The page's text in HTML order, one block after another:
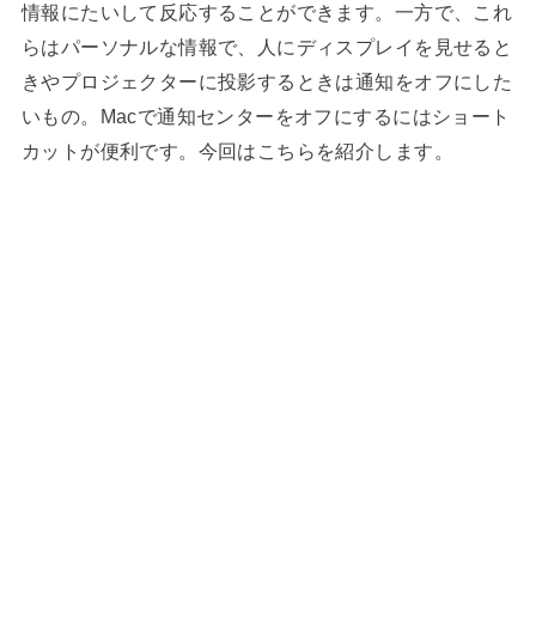
情報にたいして反応することができます。一方で、これ
らはパーソナルな情報で、人にディスプレイを見せると
きやプロジェクターに投影するときは通知をオフにした
いもの。Macで通知センターをオフにするにはショート
カットが便利です。今回はこちらを紹介します。